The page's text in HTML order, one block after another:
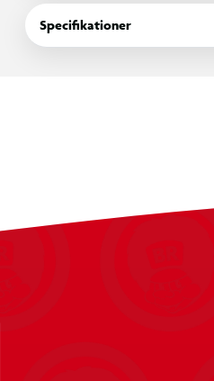
Specifikationer
Egnet til udendørs
Maks. belastning: 130 kg
Specifikationer